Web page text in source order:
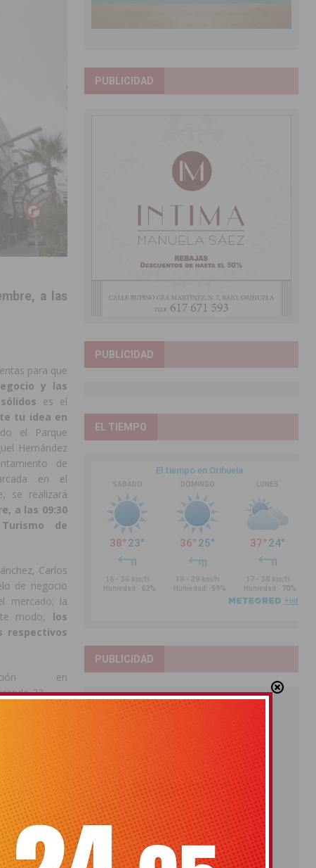
a las
para que
y las
es el
tu idea en
el Parque
Hernández
de
en el
se realizará
a las 09:30
de
Carlos
de negocio
mercado; la
modo, los
respectivos
en
23.
PUBLICIDAD
PUBLICIDAD
EL TIEMPO
PUBLICIDAD